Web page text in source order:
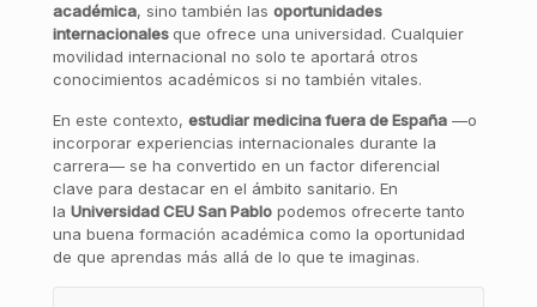
académica, sino también las oportunidades
internacionalesque ofrece una universidad. Cualquier
movilidad internacional no solo te aportará otros
conocimientos académicos si no también vitales.
En este contexto, estudiar medicina fuera de España—o
incorporar experiencias internacionales durante la
carrera— se ha convertido en un factor diferencial
clave para destacar en el ámbito sanitario. En
la Universidad CEU San Pablopodemos ofrecerte tanto
una buena formación académica como la oportunidad
de que aprendas más allá de lo que te imaginas.